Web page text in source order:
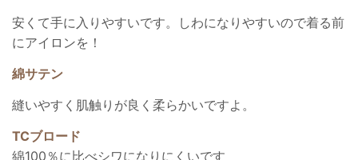
安くて手に入りやすいです。しわになりやすいので着る前
にアイロンを！
綿サテン
縫いやすく肌触りが良く柔らかいですよ。
TCブロード
綿100％に比べシワになりにくいです